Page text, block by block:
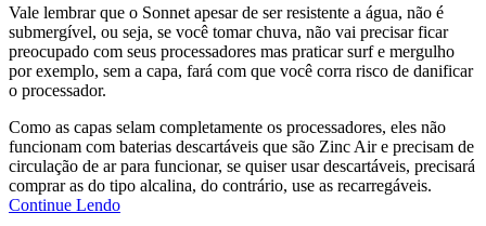
Vale lembrar que o Sonnet apesar de ser resistente a água, não é
submergível, ou seja, se você tomar chuva, não vai precisar ficar
preocupado com seus processadores mas praticar surf e mergulho
por exemplo, sem a capa, fará com que você corra risco de danificar
o processador.
Como as capas selam completamente os processadores, eles não
funcionam com baterias descartáveis que são Zinc Air e precisam de
circulação de ar para funcionar, se quiser usar descartáveis, precisará
comprar as do tipo alcalina, do contrário, use as recarregáveis.
Continue Lendo